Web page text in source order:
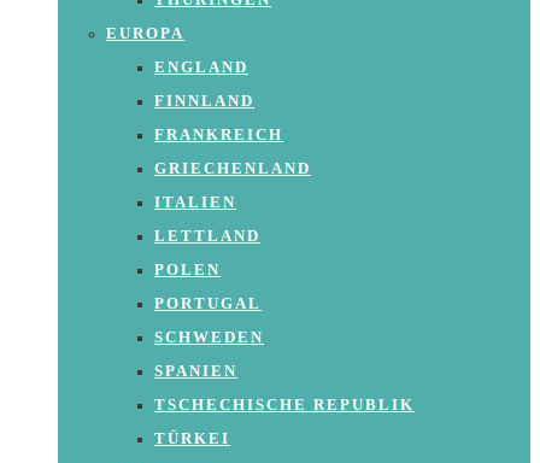
EUROPA
ENGLAND
FINNLAND
FRANKREICH
GRIECHENLAND
ITALIEN
LETTLAND
POLEN
PORTUGAL
SCHWEDEN
SPANIEN
TSCHECHISCHE REPUBLIK
TÜRKEI